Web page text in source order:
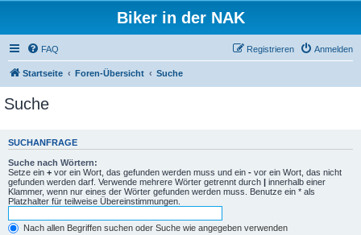
Biker in der NAK
FAQ Anmelden
Registrieren
Startseite Foren-Übersicht Suche
Suche
SUCHANFRAGE
Suche nach Wörtern:
Setze ein + vor ein Wort, das gefunden werden muss und ein - vor ein Wort, das nicht
gefunden werden darf. Verwende mehrere Wörter getrennt durch | innerhalb einer
Klammer, wenn nur eines der Wörter gefunden werden muss. Benutze ein * als
Platzhalter für teilweise Übereinstimmungen.
Nach allen Begriffen suchen oder Suche wie angegeben verwenden